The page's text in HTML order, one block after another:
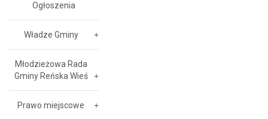
Ogłoszenia
Władze Gminy
Młodzieżowa Rada
Gminy Reńska Wieś
Prawo miejscowe